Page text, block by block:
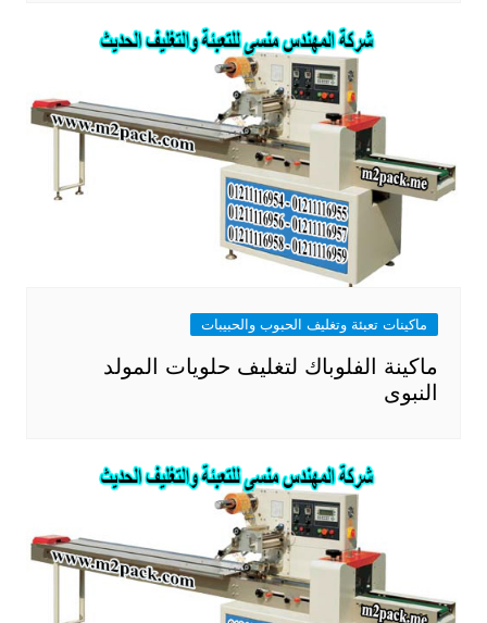
ماكينات تعبئة وتغليف الحبوب والحبيبات
ماكينة الفلوباك لتغليف حلويات المولد
النبوى